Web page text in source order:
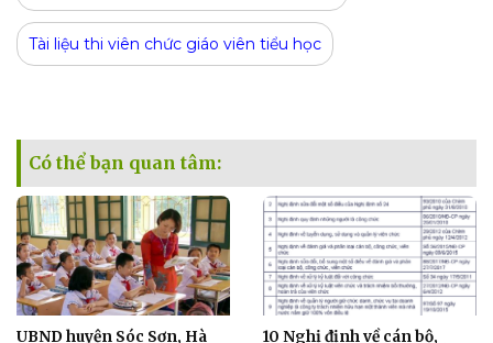
Tài liệu thi viên chức giáo viên tiểu học
Có thể bạn quan tâm:
UBND huyện Sóc Sơn, Hà
10 Nghị định về cán bộ,